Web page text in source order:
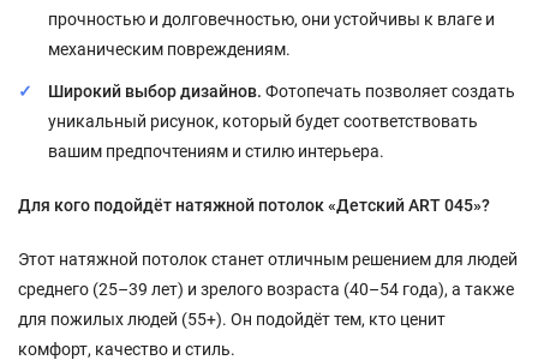
прочностью и долговечностью, они устойчивы к влаге и
механическим повреждениям.
Широкий выбор дизайнов. Фотопечать позволяет создать
уникальный рисунок, который будет соответствовать
вашим предпочтениям и стилю интерьера.
Для кого подойдёт натяжной потолок «Детский ART 045»?
Этот натяжной потолок станет отличным решением для людей
среднего (25–39 лет) и зрелого возраста (40–54 года), а также
для пожилых людей (55+). Он подойдёт тем, кто ценит
комфорт, качество и стиль.